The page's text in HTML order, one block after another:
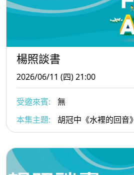
楊照談書
2026/06/11 (四) 21:00
受邀來賓:
無
本集主題:
胡冠中《水裡的回音